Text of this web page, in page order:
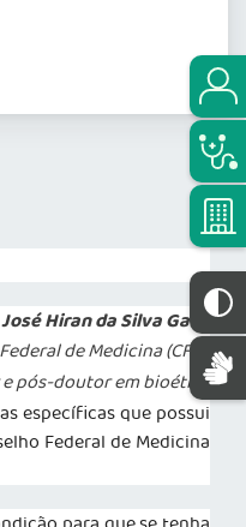
José Hiran da Silva Gallo
de Medicina (CFM)
pós-doutor em bioética
específicas que possui
Federal de Medicina